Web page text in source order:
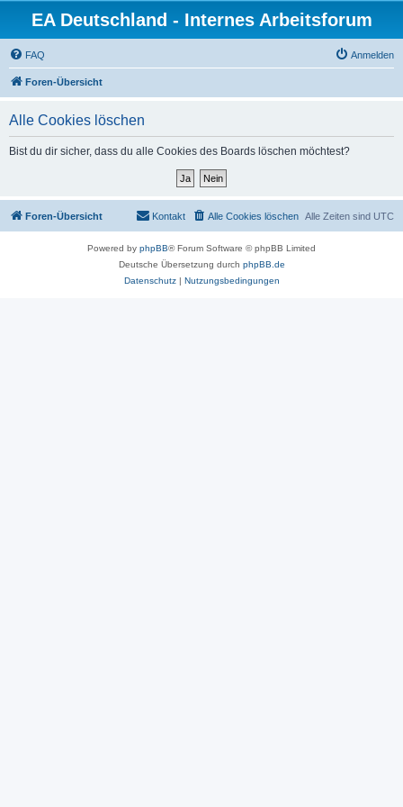
EA Deutschland - Internes Arbeitsforum
FAQ Anmelden
Foren-Übersicht
Alle Cookies löschen
Bist du dir sicher, dass du alle Cookies des Boards löschen möchtest?
Foren-Übersicht Alle Zeiten sind UTC
Alle Cookies löschen
Kontakt
Powered by phpBB® Forum Software © phpBB Limited
Deutsche Übersetzung durch phpBB.de
Datenschutz| Nutzungsbedingungen